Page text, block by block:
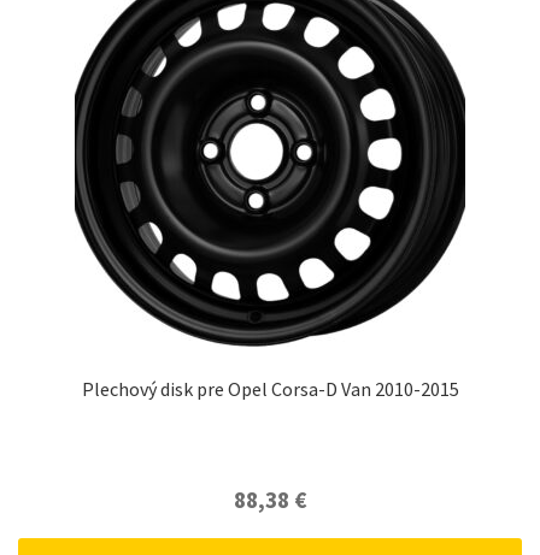
Plechový disk pre Opel Corsa-D Van 2010-2015
88,38 €